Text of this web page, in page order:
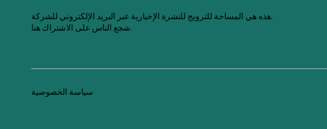
هذه هي المساحة للترويج للنشرة الإخبارية عبر البريد الإلكتروني للشركة.
شجع الناس على الاشتراك هنا.
سياسة الخصوصية